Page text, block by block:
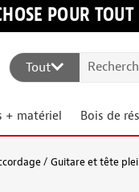
POUR
Tout
+ matériel Bois de
Guitare et tête